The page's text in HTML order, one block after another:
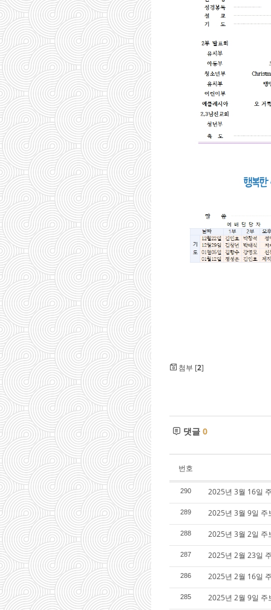
첨부 [2]
댓글 0
번호
290 2025년 3월 16일
289 2025년 3월 9일 주
288 2025년 3월 2일 주
287 2025년 2월 23일
286 2025년 2월 16일
285 2025년 2월 9일 주